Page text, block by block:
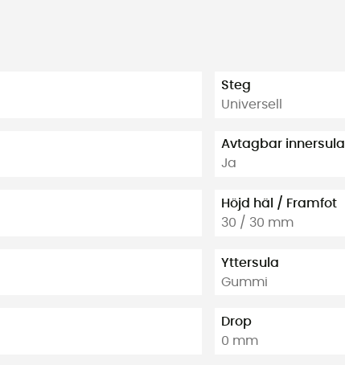
Steg
Universell
Avtagbar innersula
Ja
Höjd häl / Framfot
30 / 30 mm
Yttersula
Gummi
Drop
0 mm